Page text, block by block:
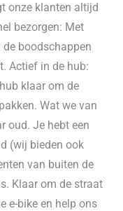
onze klanten altijd
bezorgen: Met
boodschappen
Actief in de hub:
klaar om de
Wat we van
oud. Je hebt een
(wij bieden ook
van buiten de
Klaar om de straat
e-bike en help ons